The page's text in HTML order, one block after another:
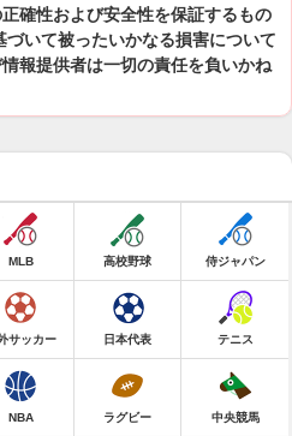
確性および安全性を保証するもの
いて被ったいかなる損害について
報提供者は一切の責任を負いかね
MLB 高校野球 侍ジャパン
サッカー 日本代表 テニス
NBA ラグビー 中央競馬